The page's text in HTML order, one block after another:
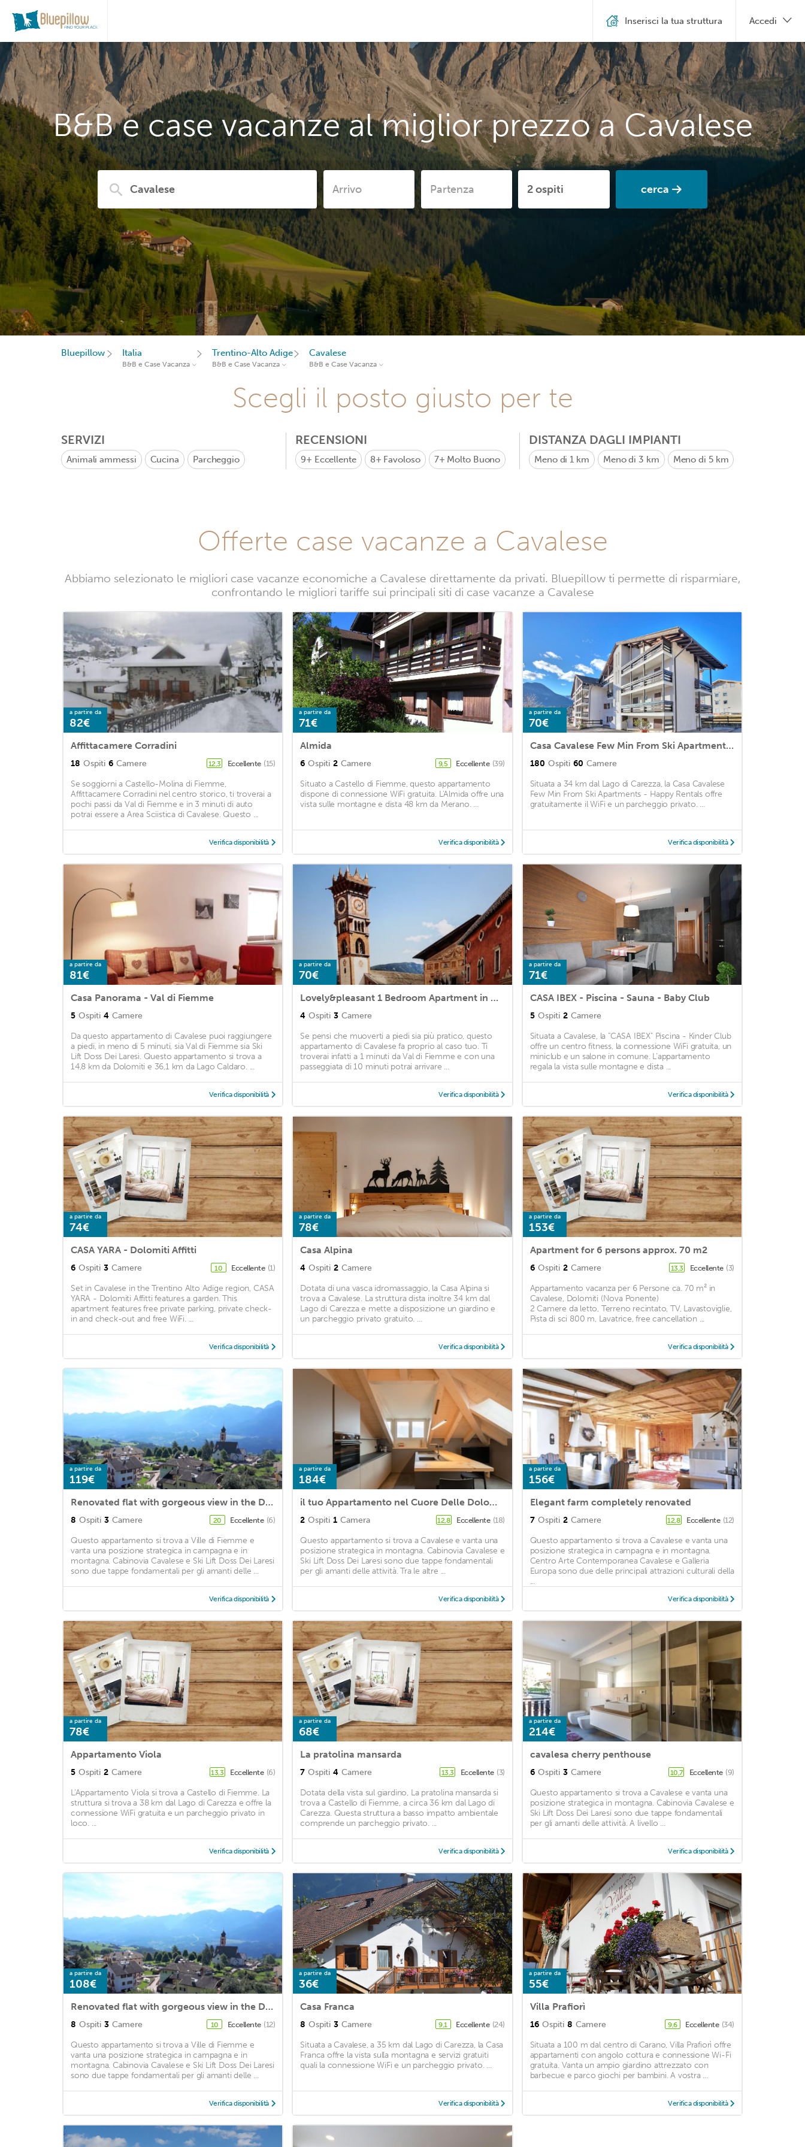
B&B e case vacanze al miglior prezzo a Cavalese
cerca
Inserisci la tua struttura Accedi
Bluepillow Italia
B&B e Case Vacanza
Trentino-Alto Adige
B&B e Case Vacanza
Cavalese
B&B e Case Vacanza
Scegli il posto giusto per te
SERVIZI
Animali ammessi Cucina Parcheggio
RECENSIONI
9+ Eccellente 8+ Favoloso 7+ Molto Buono
DISTANZA DAGLI IMPIANTI
Meno di 1 km Meno di 3 km Meno di 5 km
Offerte case vacanze a Cavalese
Abbiamo selezionato le migliori case vacanze economiche a Cavalese direttamente da privati. Bluepillow ti permette di risparmiare,
confrontando le migliori tariffe sui principali siti di case vacanze a Cavalese
a partire da
82€
Affittacamere Corradini
18 Ospiti 6 Camere 12,3 Eccellente (15)
Se soggiorni a Castello-Molina di Fiemme,
Affittacamere Corradini nel centro storico, ti troverai a
pochi passi da Val di Fiemme e in 3 minuti di auto
potrai essere a Area Sciistica di Cavalese. Questo ...
Verifica disponibilità
a partire da
71€
Almida
6 Ospiti 2 Camere 9,5 Eccellente (39)
Situato a Castello di Fiemme, questo appartamento
dispone di connessione WiFi gratuita. L'Almida offre una
vista sulle montagne e dista 48 km da Merano. ...
Verifica disponibilità
a partire da
70€
Casa Cavalese Few Min From Ski Apartments - Happy Rentals
180 Ospiti 60 Camere
Situata a 34 km dal Lago di Carezza, la Casa Cavalese
Few Min From Ski Apartments - Happy Rentals offre
gratuitamente il WiFi e un parcheggio privato. ...
Verifica disponibilità
a partire da
81€
Casa Panorama - Val di Fiemme
5 Ospiti 4 Camere
Da questo appartamento di Cavalese puoi raggiungere
a piedi, in meno di 5 minuti, sia Val di Fiemme sia Ski
Lift Doss Dei Laresi. Questo appartamento si trova a
14,8 km da Dolomiti e 36,1 km da Lago Caldaro. ...
Verifica disponibilità
a partire da
70€
Lovely&pleasant 1 Bedroom Apartment in Cavalese
4 Ospiti 3 Camere
Se pensi che muoverti a piedi sia più pratico, questo
appartamento di Cavalese fa proprio al caso tuo. Ti
troverai infatti a 1 minuti da Val di Fiemme e con una
passeggiata di 10 minuti potrai arrivare ...
Verifica disponibilità
a partire da
71€
CASA IBEX - Piscina - Sauna - Baby Club
5 Ospiti 2 Camere
Situata a Cavalese, la "CASA IBEX" Piscina - Kinder Club
offre un centro fitness, la connessione WiFi gratuita, un
miniclub e un salone in comune. L’appartamento
regala la vista sulle montagne e dista ...
Verifica disponibilità
a partire da
74€
CASA YARA - Dolomiti Affitti
6 Ospiti 3 Camere 10 Eccellente (1)
Set in Cavalese in the Trentino Alto Adige region, CASA
YARA - Dolomiti Affitti features a garden. This
apartment features free private parking, private check-
in and check-out and free WiFi. ...
Verifica disponibilità
a partire da
78€
Casa Alpina
4 Ospiti 2 Camere
Dotata di una vasca idromassaggio, la Casa Alpina si
trova a Cavalese. La struttura dista inoltre 34 km dal
Lago di Carezza e mette a disposizione un giardino e
un parcheggio privato gratuito. ...
Verifica disponibilità
a partire da
153€
Apartment for 6 persons approx. 70 m2
6 Ospiti 2 Camere 13,3 Eccellente (3)
Appartamento vacanza per 6 Persone ca. 70 m² in
Cavalese, Dolomiti (Nova Ponente)
2 Camere da letto, Terreno recintato, TV, Lavastoviglie,
Pista di sci 800 m, Lavatrice, free cancellation ...
Verifica disponibilità
a partire da
119€
Renovated flat with gorgeous view in the Dolomites
8 Ospiti 3 Camere 20 Eccellente (6)
Questo appartamento si trova a Ville di Fiemme e
vanta una posizione strategica in campagna e in
montagna. Cabinovia Cavalese e Ski Lift Doss Dei Laresi
sono due tappe fondamentali per gli amanti delle ...
Verifica disponibilità
a partire da
184€
il tuo Appartamento nel Cuore Delle Dolomiti
2 Ospiti 1 Camera 12,8 Eccellente (18)
Questo appartamento si trova a Cavalese e vanta una
posizione strategica in montagna. Cabinovia Cavalese e
Ski Lift Doss Dei Laresi sono due tappe fondamentali
per gli amanti delle attività. Tra le altre ...
Verifica disponibilità
a partire da
156€
Elegant farm completely renovated
7 Ospiti 2 Camere 12,8 Eccellente (12)
Questo appartamento si trova a Cavalese e vanta una
posizione strategica in campagna e in montagna.
Centro Arte Contemporanea Cavalese e Galleria
Europa sono due delle principali attrazioni culturali della
...
Verifica disponibilità
a partire da
78€
Appartamento Viola
5 Ospiti 2 Camere 13,3 Eccellente (6)
L'Appartamento Viola si trova a Castello di Fiemme. La
struttura si trova a 38 km dal Lago di Carezza e offre la
connessione WiFi gratuita e un parcheggio privato in
loco. ...
Verifica disponibilità
a partire da
68€
La pratolina mansarda
7 Ospiti 4 Camere 13,3 Eccellente (3)
Dotata della vista sul giardino, La pratolina mansarda si
trova a Castello di Fiemme, a circa 36 km dal Lago di
Carezza. Questa struttura a basso impatto ambientale
comprende un parcheggio privato. ...
Verifica disponibilità
a partire da
214€
cavalesa cherry penthouse
6 Ospiti 3 Camere 10,7 Eccellente (9)
Questo appartamento si trova a Cavalese e vanta una
posizione strategica in montagna. Cabinovia Cavalese e
Ski Lift Doss Dei Laresi sono due tappe fondamentali
per gli amanti delle attività. A livello ...
Verifica disponibilità
a partire da
108€
Renovated flat with gorgeous view in the Dolomites
8 Ospiti 3 Camere 10 Eccellente (12)
Questo appartamento si trova a Ville di Fiemme e
vanta una posizione strategica in campagna e in
montagna. Cabinovia Cavalese e Ski Lift Doss Dei Laresi
sono due tappe fondamentali per gli amanti delle ...
Verifica disponibilità
a partire da
36€
Casa Franca
8 Ospiti 3 Camere 9,1 Eccellente (24)
Situata a Cavalese, a 35 km dal Lago di Carezza, la Casa
Franca offre la vista sulla montagna e servizi gratuiti
quali la connessione WiFi e un parcheggio privato. ...
Verifica disponibilità
a partire da
55€
Villa Prafiorì
16 Ospiti 8 Camere 9,6 Eccellente (34)
Situata a 100 m dal centro di Carano, Villa Prafiorì offre
appartamenti con angolo cottura e connessione Wi-Fi
gratuita. Vanta un ampio giardino attrezzato con
barbecue e parco giochi per bambini. A vostra ...
Verifica disponibilità